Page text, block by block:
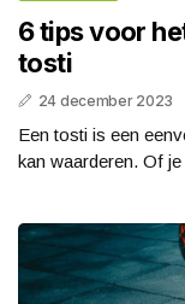
6 tips voor
tosti
24 december 2023
Een tosti is een
kan waarderen. Of